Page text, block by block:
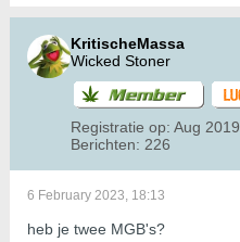
KritischeMassa
Wicked Stoner
Registratie op: Aug 2019
Berichten: 226
6 February 2023, 18:13
heb je twee MGB's?